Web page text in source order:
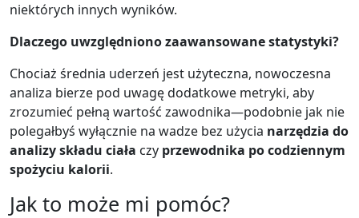
niektórych innych wyników.
Dlaczego uwzględniono zaawansowane statystyki?
Chociaż średnia uderzeń jest użyteczna, nowoczesna
analiza bierze pod uwagę dodatkowe metryki, aby
zrozumieć pełną wartość zawodnika—podobnie jak nie
polegałbyś wyłącznie na wadze bez użycia narzędzia do
analizy składu ciała czy przewodnika po codziennym
spożyciu kalorii.
Jak to może mi pomóc?